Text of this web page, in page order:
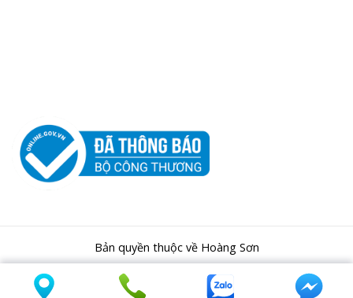
Bản quyền thuộc về Hoàng Sơn